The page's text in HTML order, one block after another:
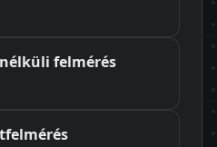
felmérés